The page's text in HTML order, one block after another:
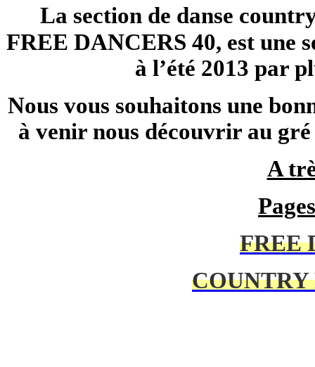
La section de danse
FREE DANCERS 40, est une
à l’été 2013 par
Nous vous souhaitons une
à venir nous découvrir au
A
FREE